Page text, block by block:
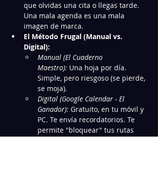
que olvidas una cita o llegas tarde.
Una mala agenda es una mala
imagen de marca.
El Método Frugal (Manual vs.
Digital):
Manual (El Cuaderno
Maestro): Una hoja por día.
Simple, pero riesgoso (se pierde,
se moja).
Digital (Google Calendar - El
Ganador): Gratuito, en tu móvil y
PC. Te envía recordatorios. Te
permite "bloquear" tus rutas